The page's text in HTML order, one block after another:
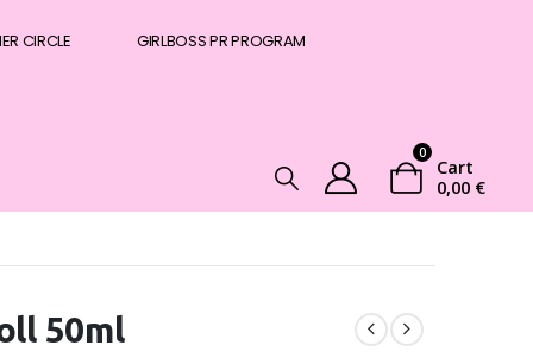
CIRCLE GIRLBOSS PR PROGRAM
0
Cart
0,00 €
50ml